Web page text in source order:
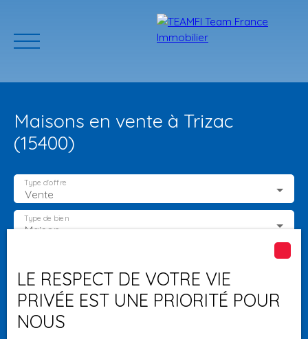
ACCUEIL PROGRAMMES
Estimation
Maisons en vente à Trizac
(15400)
Vente
Type d'offre
Maison
Type de bien
Budget max (€)
Surface min (m²)
LE RESPECT DE VOTRE VIE
PRIVÉE EST UNE PRIORITÉ POUR
NOUS